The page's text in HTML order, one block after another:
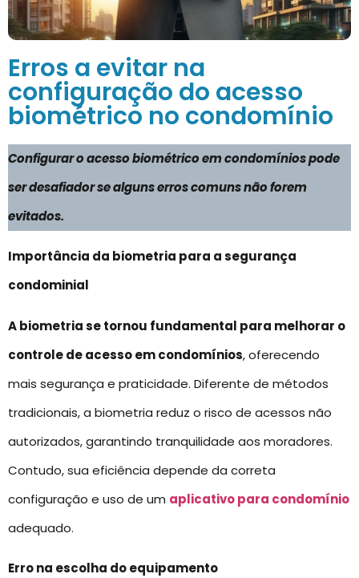
Erros a evitar na
configuração do acesso
biométrico no condomínio
Configurar o acesso biométrico em condomínios pode
ser desafiador se alguns erros comuns não forem
evitados.
Importância da biometria para a segurança
condominial
A biometria se tornou fundamental para melhorar o
controle de acesso em condomínios, oferecendo
mais segurança e praticidade. Diferente de métodos
tradicionais, a biometria reduz o risco de acessos não
autorizados, garantindo tranquilidade aos moradores.
Contudo, sua eficiência depende da correta
configuração e uso de um aplicativo para condomínio
adequado.
Erro na escolha do equipamento